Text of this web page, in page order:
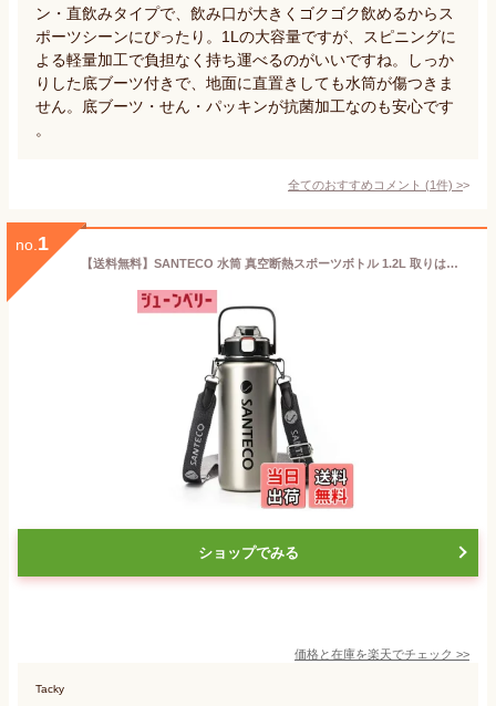
ン・直飲みタイプで、飲み口が大きくゴクゴク飲めるからス
ポーツシーンにぴったり。1Lの大容量ですが、スピニングに
よる軽量加工で負担なく持ち運べるのがいいですね。しっか
りした底ブーツ付きで、地面に直置きしても水筒が傷つきま
せん。底ブーツ・せん・パッキンが抗菌加工なのも安心です
。
全てのおすすめコメント (1件) >
no. 1
【送料無料】SANTECO 水筒 真空断熱スポーツボトル 1.2L 取りはずしでき肩に 保冷 保温 魔法瓶 ストロー付き 直飲み スポーツドリンク対応 おしゃれ 広口 シルバー
ショップでみる
価格と在庫を楽天でチェック >>
Tacky